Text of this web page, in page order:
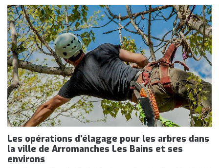
Les opérations d'élagage pour les arbres dans
la ville de Arromanches Les Bains et ses
environs